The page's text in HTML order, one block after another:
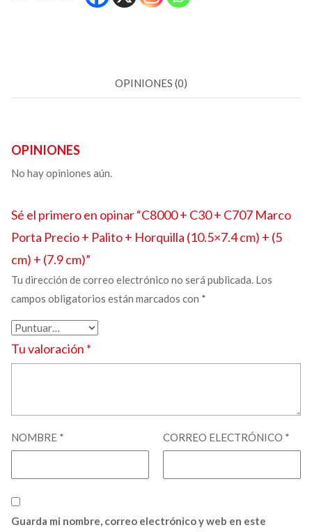
OPINIONES (0)
OPINIONES
No hay opiniones aún.
Sé el primero en opinar “C8000 + C30 + C707 Marco
Porta Precio + Palito + Horquilla (10.5×7.4 cm) + (5
cm) + (7.9 cm)”
Tu dirección de correo electrónico no será publicada. Los
campos obligatorios están marcados con *
Tu valoración *
NOMBRE * CORREO ELECTRÓNICO *
Guarda mi nombre, correo electrónico y web en este